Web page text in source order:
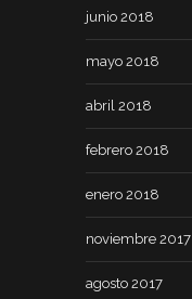
junio 2018
mayo 2018
abril 2018
febrero 2018
enero 2018
noviembre 2017
agosto 2017